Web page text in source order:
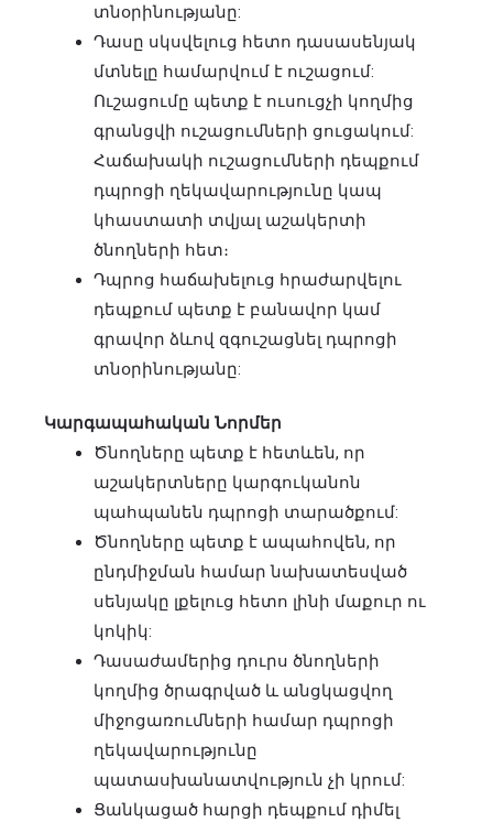
տնօրինությանը:
Դասը սկսվելուց հետո դասասենյակ
մտնելը համարվում է ուշացում:
Ուշացումը պետք է ուսուցչի կողմից
գրանցվի ուշացումների ցուցակում:
Հաճախակի ուշացումների դեպքում
դպրոցի ղեկավարությունը կապ
կհաստատի տվյալ աշակերտի
ծնողների հետ։
Դպրոց հաճախելուց հրաժարվելու
դեպքում պետք է բանավոր կամ
գրավոր ձևով զգուշացնել դպրոցի
տնօրինությանը:
Կարգապահական Նորմեր
Ծնողները պետք է հետևեն, որ
աշակերտները կարգուկանոն
պահպանեն դպրոցի տարածքում:
Ծնողները պետք է ապահովեն, որ
ընդմիջման համար նախատեսված
սենյակը լքելուց հետո լինի մաքուր ու
կոկիկ:
Դասաժամերից դուրս ծնողների
կողմից ծրագրված և անցկացվող
միջոցառումների համար դպրոցի
ղեկավարությունը
պատասխանատվություն չի կրում:
Ցանկացած հարցի դեպքում դիմել